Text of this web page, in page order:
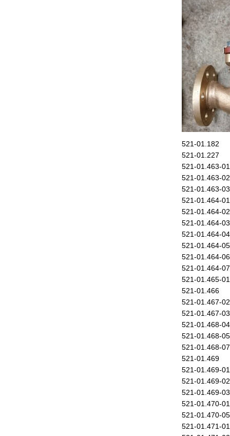
521-01.182
521-01.227
521-01.463-01
521-01.463-02
521-01.463-03
521-01.464-01
521-01.464-02
521-01.464-03
521-01.464-04
521-01.464-05
521-01.464-06
521-01.464-07
521-01.465-01
521-01.466
521-01.467-02
521-01.467-03
521-01.468-04
521-01.468-05
521-01.468-07
521-01.469
521-01.469-01
521-01.469-02
521-01.469-03
521-01.470-01
521-01.470-05
521-01.471-01